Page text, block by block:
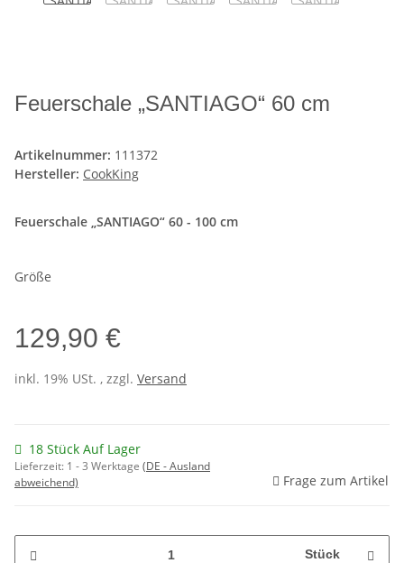
Feuerschale „SANTIAGO“ 60 cm
Artikelnummer: 111372
Hersteller: CookKing
Feuerschale „SANTIAGO“ 60 - 100 cm
Größe
129,90 €
inkl. 19% USt. , zzgl. Versand
18 Stück Auf Lager
Lieferzeit: 1 - 3 Werktage (DE - Ausland
abweichend)
Frage zum Artikel
Stück